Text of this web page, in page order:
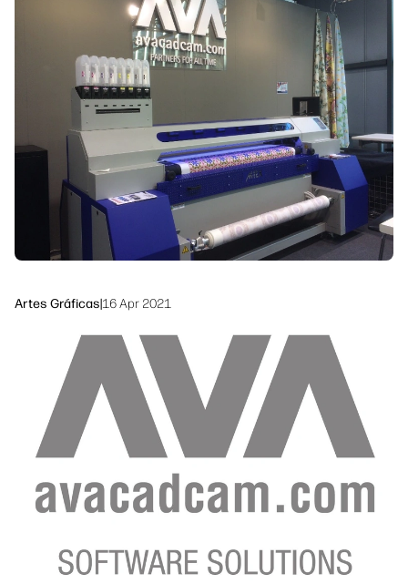
linkedInfacebook
twitter
Soluciones de flujo de trabajo
Sostenibilidad
Artes Gráficas|16 Apr 2021